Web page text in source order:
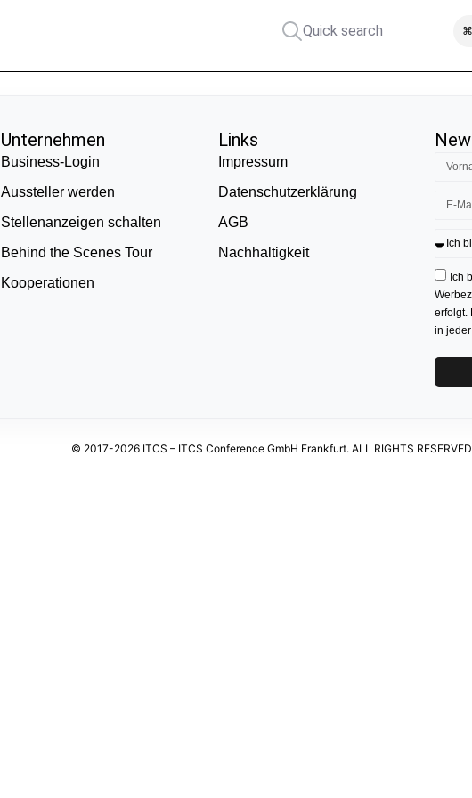
Quick search
Unternehmen
Business-Login
Aussteller werden
Stellenanzeigen schalten
Behind the Scenes Tour
Kooperationen
Links
Impressum
Datenschutzerklärung
AGB
Nachhaltigkeit
Ich
erfolgt.
in
© 2017-2026 ITCS – ITCS Conference GmbH Frankfurt. ALL RIGHTS